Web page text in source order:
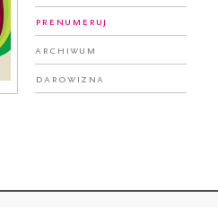
Prenumeruj
Archiwum
Darowizna